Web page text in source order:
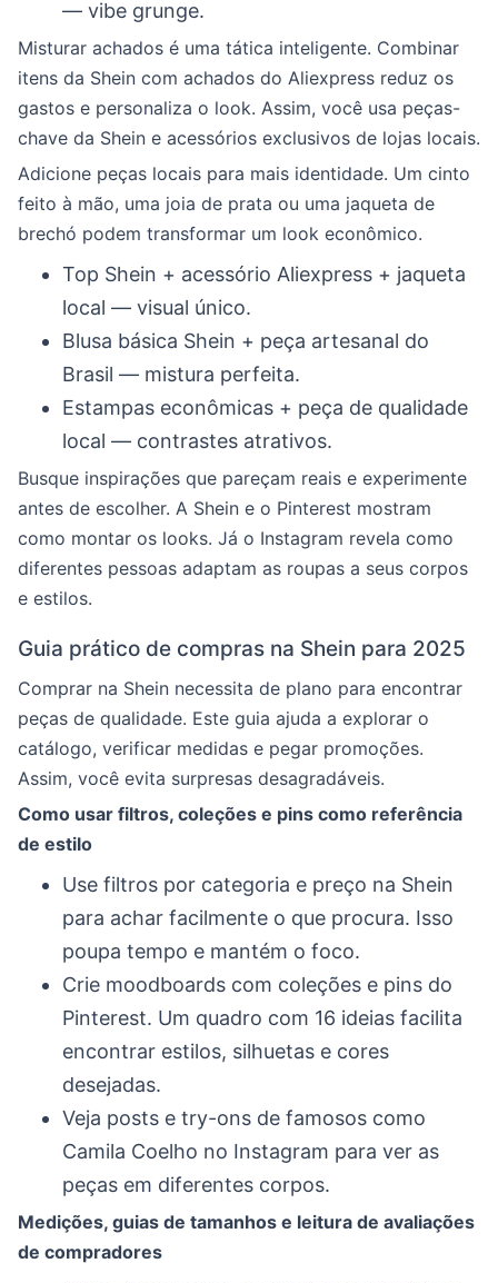
— vibe grunge.
Misturar achados é uma tática inteligente. Combinar
itens da Shein com achados do Aliexpress reduz os
gastos e personaliza o look. Assim, você usa peças-
chave da Shein e acessórios exclusivos de lojas locais.
Adicione peças locais para mais identidade. Um cinto
feito à mão, uma joia de prata ou uma jaqueta de
brechó podem transformar um look econômico.
Top Shein + acessório Aliexpress + jaqueta
local — visual único.
Blusa básica Shein + peça artesanal do
Brasil — mistura perfeita.
Estampas econômicas + peça de qualidade
local — contrastes atrativos.
Busque inspirações que pareçam reais e experimente
antes de escolher. A Shein e o Pinterest mostram
como montar os looks. Já o Instagram revela como
diferentes pessoas adaptam as roupas a seus corpos
e estilos.
Guia prático de compras na Shein para 2025
Comprar na Shein necessita de plano para encontrar
peças de qualidade. Este guia ajuda a explorar o
catálogo, verificar medidas e pegar promoções.
Assim, você evita surpresas desagradáveis.
Como usar filtros, coleções e pins como referência
de estilo
Use filtros por categoria e preço na Shein
para achar facilmente o que procura. Isso
poupa tempo e mantém o foco.
Crie moodboards com coleções e pins do
Pinterest. Um quadro com 16 ideias facilita
encontrar estilos, silhuetas e cores
desejadas.
Veja posts e try-ons de famosos como
Camila Coelho no Instagram para ver as
peças em diferentes corpos.
Medições, guias de tamanhos e leitura de avaliações
de compradores